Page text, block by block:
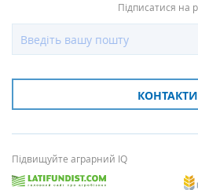
Підписатися на
КОНТАКТИ
Підвищуйте аграрний IQ